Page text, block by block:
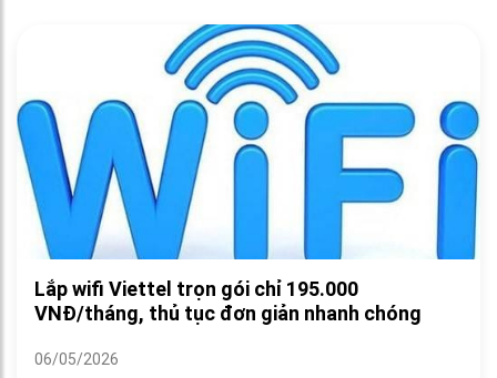
Lắp wifi Viettel trọn gói chỉ 195.000
VNĐ/tháng, thủ tục đơn giản nhanh chóng
06/05/2026